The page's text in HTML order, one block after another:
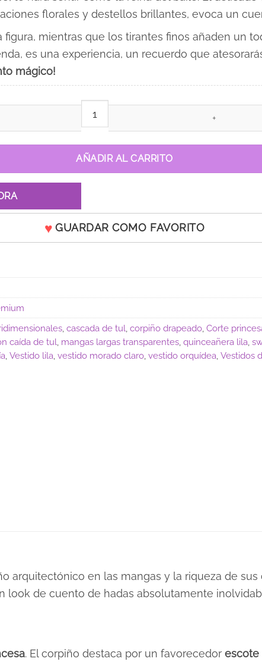
florales y destellos brillantes, evoca un
figura, mientras que los tirantes finos añaden un
es una experiencia, un recuerdo que
mágico!
cantidad
AÑADIR AL CARRITO
GUARDAR COMO FAVORITO
cascada de tul corpiño drapeado Corte
caída de tul mangas largas transparentes quinceañera lila
Vestido lila vestido morado claro vestido orquídea Vestidos
arquitectónico en las mangas y la riqueza de
look de cuento de hadas absolutamente
. El corpiño destaca por un favorecedor escote